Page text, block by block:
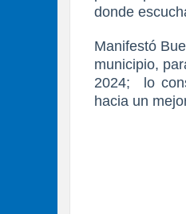
donde
Manifestó
municipio,
2024;
lo
hacia un